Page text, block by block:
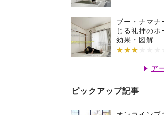
ブー・ナマナ
じる礼拝のポ
効果・図解
★★★
ア
ピックアップ記事